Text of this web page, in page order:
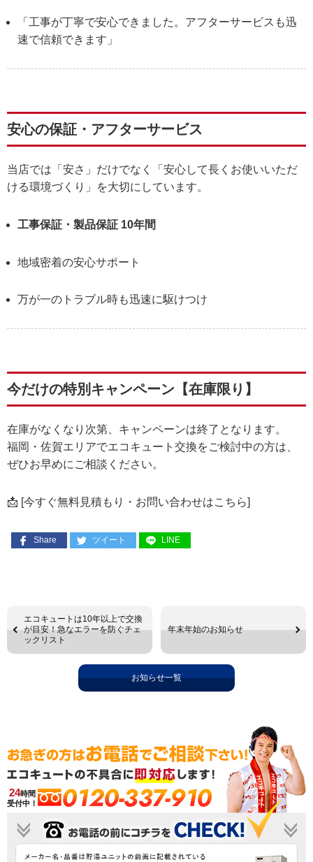
「工事が丁寧で安心できました。アフターサービスも迅
速で信頼できます」
安心の保証・アフターサービス
当店では「安さ」だけでなく「安心して長くお使いいただ
ける環境づくり」を大切にしています。
工事保証・製品保証 10年間
地域密着の安心サポート
万が一のトラブル時も迅速に駆けつけ
今だけの特別キャンペーン【在庫限り】
在庫がなくなり次第、キャンペーンは終了となります。
福岡・佐賀エリアでエコキュート交換をご検討中の方は、
ぜひお早めにご相談ください。
📩 [今すぐ無料見積もり・お問い合わせはこちら]
Share ツイート LINE
エコキュートは10年以上で交換
が目安！急なエラーを防ぐチェ
ックリスト
年末年始のお知らせ
お知らせ一覧
24時間
受付中！
0120-337-910